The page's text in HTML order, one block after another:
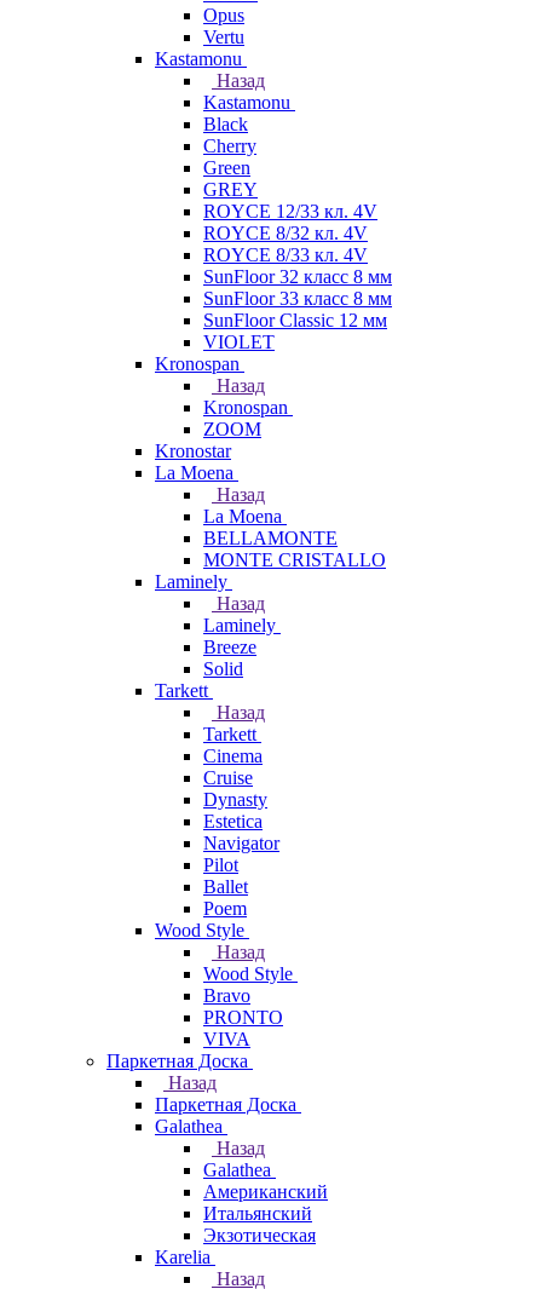
Opus
Vertu
Kastamonu
Назад
Kastamonu
Black
Cherry
Green
GREY
ROYCE 12/33 кл. 4V
ROYCE 8/32 кл. 4V
ROYCE 8/33 кл. 4V
SunFloor 32 класс 8 мм
SunFloor 33 класс 8 мм
SunFloor Classic 12 мм
VIOLET
Kronospan
Назад
Kronospan
ZOOM
Kronostar
La Moena
Назад
La Moena
BELLAMONTE
MONTE CRISTALLO
Laminely
Назад
Laminely
Breeze
Solid
Tarkett
Назад
Tarkett
Cinema
Cruise
Dynasty
Estetica
Navigator
Pilot
Ballet
Poem
Wood Style
Назад
Wood Style
Bravo
PRONTO
VIVA
Паркетная Доска
Назад
Паркетная Доска
Galathea
Назад
Galathea
Американский
Итальянский
Экзотическая
Karelia
Назад